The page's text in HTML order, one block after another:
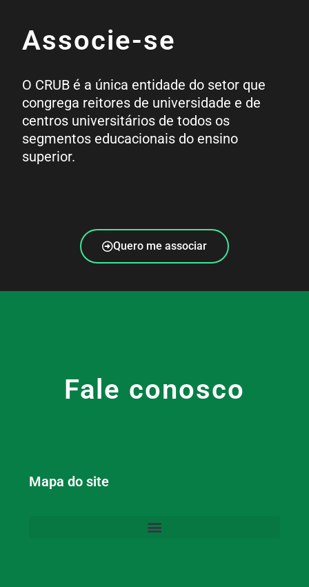
Associe-se
O CRUB é a única entidade do setor que
congrega reitores de universidade e de
centros universitários de todos os
segmentos educacionais do ensino
superior.
Quero me associar
Fale conosco
Mapa do site